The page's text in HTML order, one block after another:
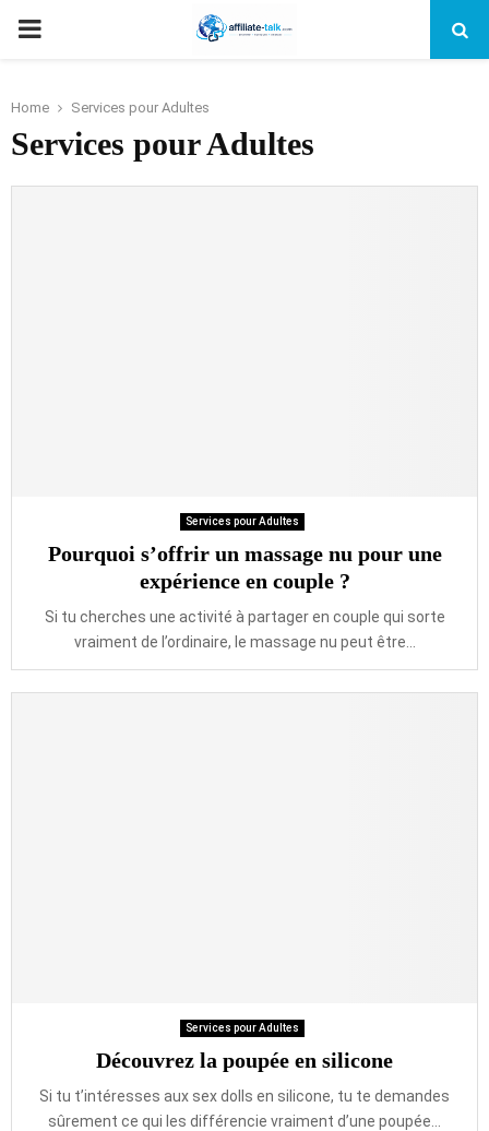
PRIMARY
Home Services pour Adultes
Services pour Adultes
Services pour Adultes
Pourquoi s’offrir un massage nu pour une
expérience en couple ?
Si tu cherches une activité à partager en couple qui sorte
vraiment de l’ordinaire, le massage nu peut être...
Services pour Adultes
Découvrez la poupée en silicone
Si tu t’intéresses aux sex dolls en silicone, tu te demandes
sûrement ce qui les différencie vraiment d’une poupée...